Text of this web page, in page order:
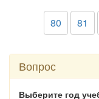
80 81
Вопрос
Выберите год